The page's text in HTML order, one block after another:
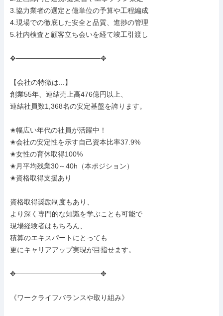
3.協力業者の選定と億単位の予算や工程編成
4.現場での徹底した安全と品質、進捗の管理
5.社内検査と顧客立ち会いを経て竣工引渡し
✥─────────────────✥
【会社の特徴は...】
創業55年、連結売上高476億円以上、
連結社員数1,368名の安定基盤を誇ります。
✬幅広い年代の社員が活躍中！
✬会社の安定性を示す自己資本比率37.9%
✬女性の育休取得100%
✬月平均残業30～40h（本ポジション）
✬資格取得支援あり
資格取得奨励制度もあり、
より深く専門的な知識を学ぶことも可能で
現場経験者はもちろん、
積算のエキスパートにとっても
更にキャリアアップ実現が目指せます。
✥─────────────────✥
《ワークライフバランスや取り組み》